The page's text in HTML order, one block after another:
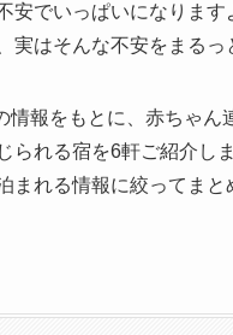
安でいっぱいになりま
実はそんな不安をまる
報をもとに、赤ちゃん
られる宿を6軒ご紹介
まれる情報に絞ってま